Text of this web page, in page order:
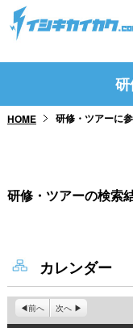
トップページ
研修・ツアーに参加
HOME 研修・ツアーに
研修・ツアーの検索
カレンダー
前へ 次へ